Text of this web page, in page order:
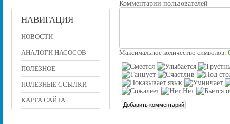
НАВИГАЦИЯ
НОВОСТИ
АНАЛОГИ НАСОСОВ
ПОЛЕЗНОЕ
ПОЛЕЗНЫЕ ССЫЛКИ
КАРТА САЙТА
Комментарии пользователей
Максимальное количество символов: